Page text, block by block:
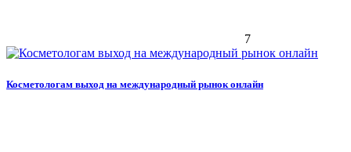
7
Косметологам выход на международный рынок онлайн